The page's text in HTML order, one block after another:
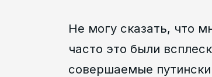
Не могу сказать, что
часто это были
совершаемые